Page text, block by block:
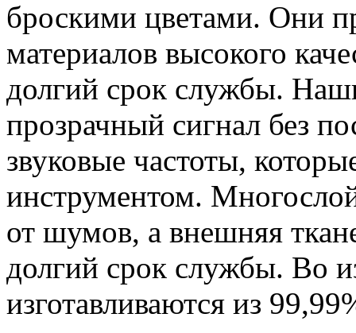
броскими цветами. Они
материалов высокого
долгий срок службы.
прозрачный сигнал без
звуковые частоты,
инструментом.
от шумов, а внешняя
долгий срок службы. Во
изготавливаются из